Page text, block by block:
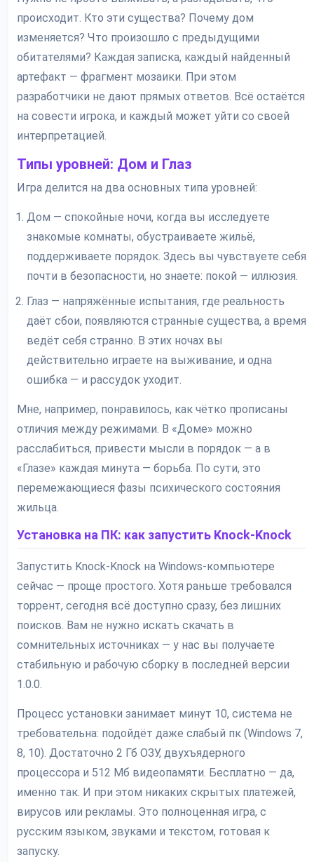
происходит. Кто эти существа? Почему дом
изменяется? Что произошло с предыдущими
обитателями? Каждая записка, каждый найденный
артефакт — фрагмент мозаики. При этом
разработчики не дают прямых ответов. Всё остаётся
на совести игрока, и каждый может уйти со своей
интерпретацией.
Типы уровней: Дом и Глаз
Игра делится на два основных типа уровней:
Дом — спокойные ночи, когда вы исследуете
знакомые комнаты, обустраиваете жильё,
поддерживаете порядок. Здесь вы чувствуете себя
почти в безопасности, но знаете: покой — иллюзия.
Глаз — напряжённые испытания, где реальность
даёт сбои, появляются странные существа, а время
ведёт себя странно. В этих ночах вы
действительно играете на выживание, и одна
ошибка — и рассудок уходит.
Мне, например, понравилось, как чётко прописаны
отличия между режимами. В «Доме» можно
расслабиться, привести мысли в порядок — а в
«Глазе» каждая минута — борьба. По сути, это
перемежающиеся фазы психического состояния
жильца.
Установка на ПК: как запустить Knock-Knock
Запустить Knock-Knock на Windows-компьютере
сейчас — проще простого. Хотя раньше требовался
торрент, сегодня всё доступно сразу, без лишних
поисков. Вам не нужно искать скачать в
сомнительных источниках — у нас вы получаете
стабильную и рабочую сборку в последней версии
1.0.0.
Процесс установки занимает минут 10, система не
требовательна: подойдёт даже слабый пк (Windows 7,
8, 10). Достаточно 2 Гб ОЗУ, двухъядерного
процессора и 512 Мб видеопамяти. Бесплатно — да,
именно так. И при этом никаких скрытых платежей,
вирусов или рекламы. Это полноценная игра, c
русским языком, звуками и текстом, готовая к
запуску.